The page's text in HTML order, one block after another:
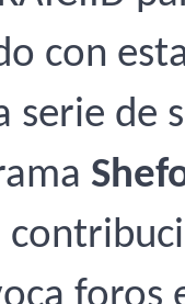
con
serie de